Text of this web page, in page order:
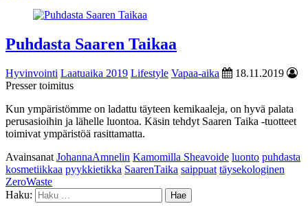
Puhdasta Saaren Taikaa
Hyvinvointi Laatuaika 2019 Lifestyle Vapaa-aika
18.11.2019
Presser toimitus
Kun ympäristömme on ladattu täyteen kemikaaleja, on hyvä palata
perusasioihin ja lähelle luontoa. Käsin tehdyt Saaren Taika -tuotteet
toimivat ympäristöä rasittamatta.
Avainsanat JohannaAmnelin Kamomilla Sheavoide luonto puhdasta
kosmetiikkaa pyykkietikka SaarenTaika saippuat täysekologinen
ZeroWaste
Haku: